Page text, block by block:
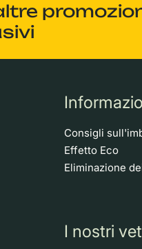
Consigli
Effetto Eco
Eliminazione
I nostri